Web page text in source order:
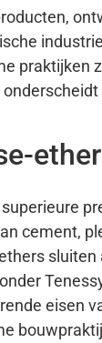
praktijken
cement,
eisen